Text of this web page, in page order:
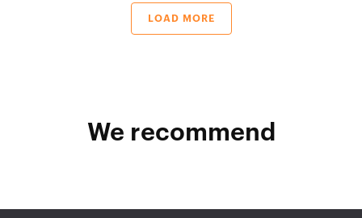
LOAD MORE
We recommend